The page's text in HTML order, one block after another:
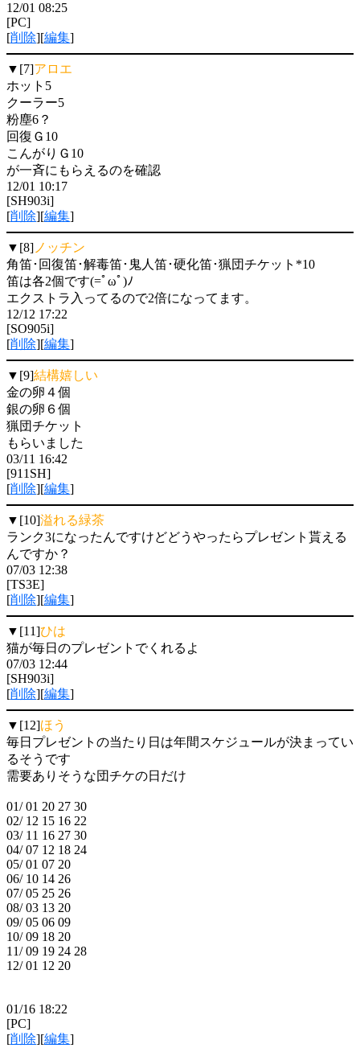
12/01 08:25
[PC]
[削除][編集]
▼[7]アロエ
ホット5
クーラー5
粉塵6？
回復Ｇ10
こんがりＧ10
が一斉にもらえるのを確認
12/01 10:17
[SH903i]
[削除][編集]
▼[8] ノッチン
角笛･回復笛･解毒笛･鬼人笛･硬化笛･猟団チケット*10
笛は各2個です(=ﾟωﾟ)ﾉ
エクストラ入ってるので2倍になってます。
12/12 17:22
[SO905i]
[削除][編集]
▼[9]結構嬉しい
金の卵４個
銀の卵６個
猟団チケット
もらいました
03/11 16:42
[911SH]
[削除][編集]
▼[10]溢れる緑茶
ランク3になったんですけどどうやったらプレゼント貰える
んですか？
07/03 12:38
[TS3E]
[削除][編集]
▼[11]ひは
猫が毎日のプレゼントでくれるよ
07/03 12:44
[SH903i]
[削除][編集]
▼[12]ほう
毎日プレゼントの当たり日は年間スケジュールが決まってい
るそうです
需要ありそうな団チケの日だけ
01/ 01 20 27 30
02/ 12 15 16 22
03/ 11 16 27 30
04/ 07 12 18 24
05/ 01 07 20
06/ 10 14 26
07/ 05 25 26
08/ 03 13 20
09/ 05 06 09
10/ 09 18 20
11/ 09 19 24 28
12/ 01 12 20
01/16 18:22
[PC]
[削除][編集]